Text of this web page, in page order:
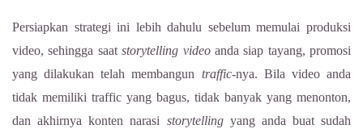
Persiapkan strategi ini lebih dahulu sebelum memulai produksi
video, sehingga saatstorytelling video anda siap tayang, promosi
yang dilakukan telah membangun traffic-nya. Bila video anda
tidak memiliki traffic yang bagus, tidak banyak yang menonton,
dan akhirnya konten narasi storytellingyang anda buat sudah